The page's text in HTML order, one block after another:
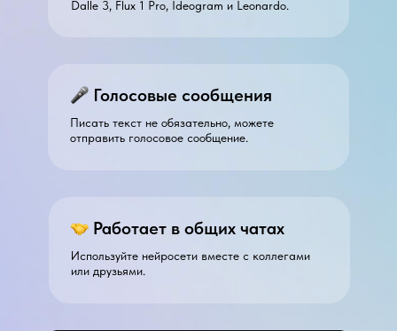
Dalle 3, Flux 1 Pro, Ideogram и Leonardo.
Голосовые сообщения
Писать текст не обязательно, можете
отправить голосовое сообщение.
Работает в общих чатах
Используйте нейросети вместе с коллегами
или друзьями.